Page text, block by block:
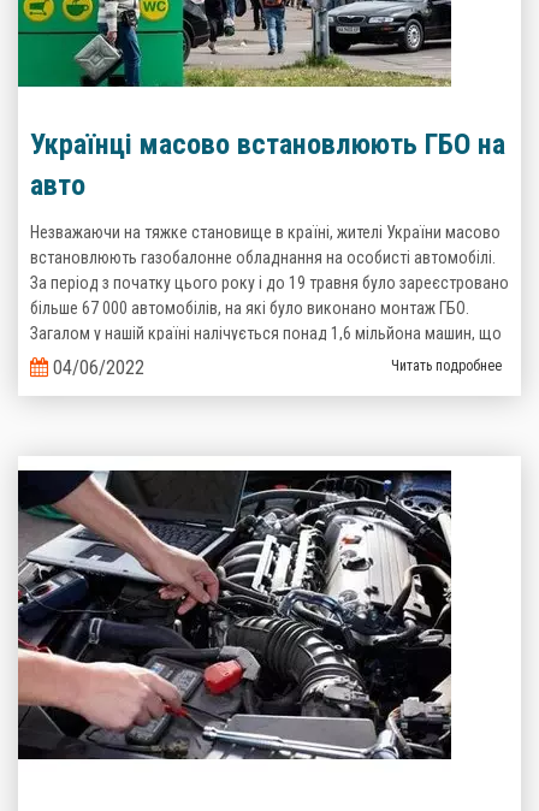
Українці масово встановлюють ГБО на
авто
Незважаючи на тяжке становище в країні, жителі України масово
встановлюють газобалонне обладнання на особисті автомобілі.
За період з початку цього року і до 19 травня було зареєстровано
більше 67 000 автомобілів, на які було виконано монтаж ГБО.
Загалом у нашій країні налічується понад 1,6 мільйона машин, що
пересуваються на зрідженому газі. Такі дані надані Головним
сервісним центром Міністерства Внутрішніх справ України.
04/06/2022 Читать подробнее